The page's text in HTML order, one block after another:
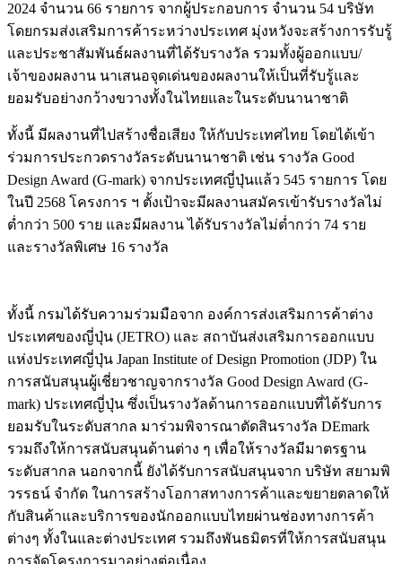
2024 จำนวน 66 รายการ จากผู้ประกอบการ จำนวน 54 บริษัท
โดยกรมส่งเสริมการค้าระหว่างประเทศ มุ่งหวังจะสร้างการรับรู้
และประชาสัมพันธ์ผลงานที่ได้รับรางวัล รวมทั้งผู้ออกแบบ/
เจ้าของผลงาน นาเสนอจุดเด่นของผลงานให้เป็นที่รับรู้และ
ยอมรับอย่างกว้างขวางทั้งในไทยและในระดับนานาชาติ
ทั้งนี้ มีผลงานที่ไปสร้างชื่อเสียง ให้กับประเทศไทย โดยได้เข้า
ร่วมการประกวดรางวัลระดับนานาชาติ เช่น รางวัล Good
Design Award (G-mark) จากประเทศญี่ปุ่นแล้ว 545 รายการ โดย
ในปี 2568 โครงการ ฯ ตั้งเป้าจะมีผลงานสมัครเข้ารับรางวัลไม่
ต่ำกว่า 500 ราย และมีผลงาน ได้รับรางวัลไม่ต่ำกว่า 74 ราย
และรางวัลพิเศษ 16 รางวัล
ทั้งนี้ กรมได้รับความร่วมมือจาก องค์การส่งเสริมการค้าต่าง
ประเทศของญี่ปุ่น (JETRO) และ สถาบันส่งเสริมการออกแบบ
แห่งประเทศญี่ปุ่น Japan Institute of Design Promotion (JDP) ใน
การสนับสนุนผู้เชี่ยวชาญจากรางวัล Good Design Award (G-
mark) ประเทศญี่ปุ่น ซึ่งเป็นรางวัลด้านการออกแบบที่ได้รับการ
ยอมรับในระดับสากล มาร่วมพิจารณาตัดสินรางวัล DEmark
รวมถึงให้การสนับสนุนด้านต่าง ๆ เพื่อให้รางวัลมีมาตรฐาน
ระดับสากล นอกจากนี้ ยังได้รับการสนับสนุนจาก บริษัท สยามพิ
วรรธน์ จำกัด ในการสร้างโอกาสทางการค้าและขยายตลาดให้
กับสินค้าและบริการของนักออกแบบไทยผ่านช่องทางการค้า
ต่างๆ ทั้งในและต่างประเทศ รวมถึงพันธมิตรที่ให้การสนับสนุน